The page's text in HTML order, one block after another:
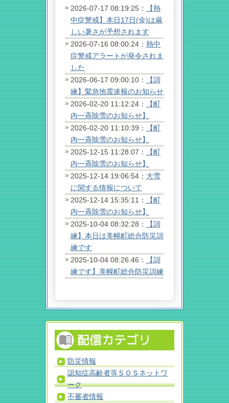
2026-07-17 08:19:25：
【熱
中症警戒】本日17日(金)は厳
しい暑さが予想されます
2026-07-16 08:00:24： 熱中
症警戒アラートが発令されま
した
2026-06-17 09:00:10：
【訓
練】緊急地震速報のお知らせ
2026-02-20 11:12:24：
【町
内一斉除雪のお知らせ】
2026-02-20 11:10:39：
【町
内一斉除雪のお知らせ】
2025-12-15 11:28:07：
【町
内一斉除雪のお知らせ】
2025-12-14 19:06:54： 大雪
に関する情報について
2025-12-14 15:35:11：
【町
内一斉除雪のお知らせ】
2025-10-04 08:32:28：
【訓
練】本日は美幌町総合防災訓
練です
2025-10-04 08:26:46：
【訓
練です】美幌町総合防災訓練
防災情報
認知症高齢者等ＳＯＳネットワ
ーク
不審者情報